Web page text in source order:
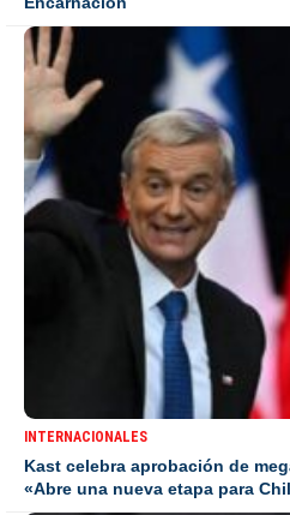
INTERNACIONALES
Kast celebra aprobación de
«Abre una nueva etapa para